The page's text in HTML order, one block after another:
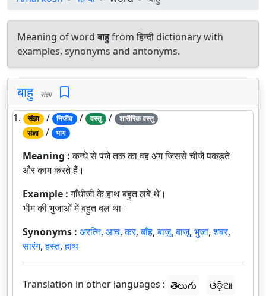
Meaning of wordबाहुfrom हिन्दी dictionary with
examples, synonyms and antonyms.
बाहु संज्ञा
1. संज्ञा / निर्जीव / वस्तु /
शारीरिक वस्तु
संज्ञा / भाग
Meaning :कन्धे से पंजे तक का वह अंग जिससे चीजें पकड़ते
और काम करते हैं।
Example :गाँधीजी के हाथ बहुत लंबे थे।
भीम की भुजाओं में बहुत बल था।
Synonyms : अरत्नि, आच,कर,बाँह,बाज़ू,बाजू, भुजा,शबर,
सारंग,हस्त,हाथ
Translation in other languages : తెలుగు
ଓଡ଼ିଆ